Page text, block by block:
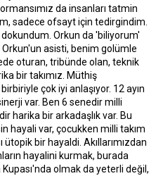
da insanları tatmin
sadece ofsayt için tedirgindim.
dokundum. Orkun da 'biliyorum'
Orkun'un asisti, benim golümle
oturan, tribünde olan, teknik
bir takımız. Müthiş
çok iyi anlaşıyor. 12 ayın
var. Ben 6 senedir milli
harika bir arkadaşlık var. Bu
hayali var, çocukken milli takım
bir hayaldi. Akıllarımızdan
hayalini kurmak, burada
olmak da yeterli değil,